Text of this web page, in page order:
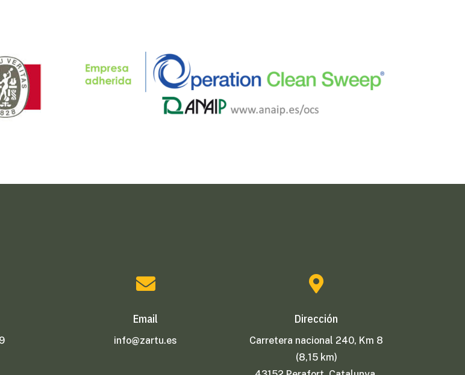

Email
info@zartu.es

Dirección
Carretera nacional 240, Km 8
(8,15 km)